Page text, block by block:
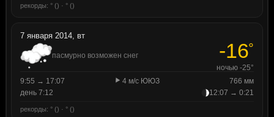
рекорды: ° () · ° ()
7 января 2014, вт
пасмурно возможен снег -16°
ночью -25°
9:55 → 17:07
4 м/с ЮЮЗ
766 мм
день 7:12
12:07 → 0:21
рекорды: ° () · ° ()